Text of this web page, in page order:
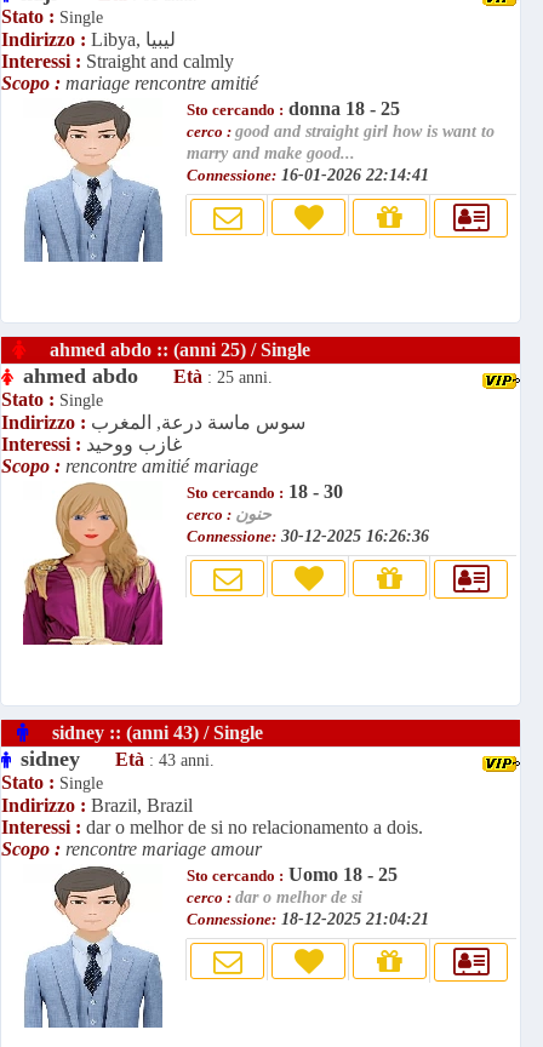
Stato : Single
Indirizzo :
Libya, ليبيا
Interessi : Straight and calmly
Scopo : mariage rencontre amitié
Sto cercando : donna 18 - 25
cerco : good and straight girl how is want to
marry and make good...
Connessione: 16-01-2026 22:14:41
ahmed abdo :: (anni 25) / Single
ahmed abdo Età : 25 anni.
Stato : Single
Indirizzo : سوس ماسة درعة, المغرب
Interessi : غازب ووحيد
Scopo : rencontre amitié mariage
Sto cercando : 18 - 30
cerco : حنون
Connessione: 30-12-2025 16:26:36
sidney :: (anni 43) / Single
sidney Età : 43 anni.
Stato : Single
Indirizzo : Brazil, Brazil
Interessi : dar o melhor de si no relacionamento a dois.
Scopo : rencontre mariage amour
Sto cercando : Uomo 18 - 25
cerco : dar o melhor de si
Connessione: 18-12-2025 21:04:21